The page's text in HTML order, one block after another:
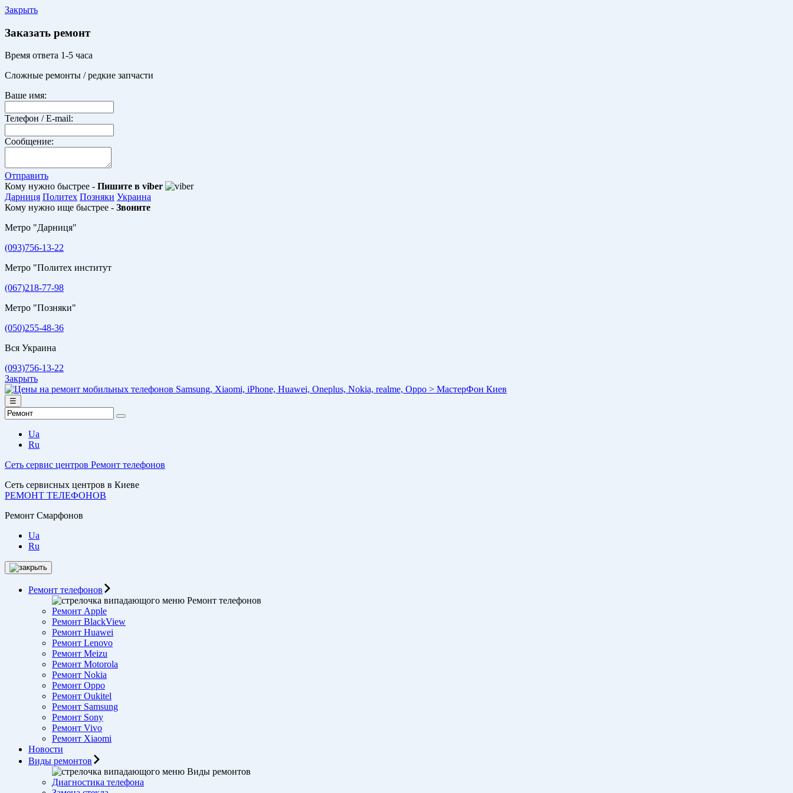
Закрыть
Заказать ремонт
Время ответа 1-5 часа
Сложные ремонты / редкие запчасти
Ваше имя:
Телефон / E-mail:
Сообщение:
Отправить
Кому нужно быстрее - Пишите в viber
Дарниця Политех Позняки Украина
Кому нужно ище быстрее - Звоните
Метро "Дарниця"
(093)756-13-22
Метро "Политех институт
(067)218-77-98
Метро "Позняки"
(050)255-48-36
Вся Украина
(093)756-13-22
Закрыть
☰
Ua
Ru
Сеть сервис центров Ремонт телефонов
Сеть сервисных центров в Киеве
РЕМОНТ ТЕЛЕФОНОВ
Ремонт Смарфонов
Ua
Ru
Ремонт телефонов
Ремонт телефонов
Ремонт Apple
Ремонт BlackView
Ремонт Huawei
Ремонт Lenovo
Ремонт Meizu
Ремонт Motorоla
Ремонт Nokia
Ремонт Oppo
Ремонт Oukitel
Ремонт Samsung
Ремонт Sony
Ремонт Vivo
Ремонт Xiaomi
Новости
Виды ремонтов
Виды ремонтов
Диагностика телефона